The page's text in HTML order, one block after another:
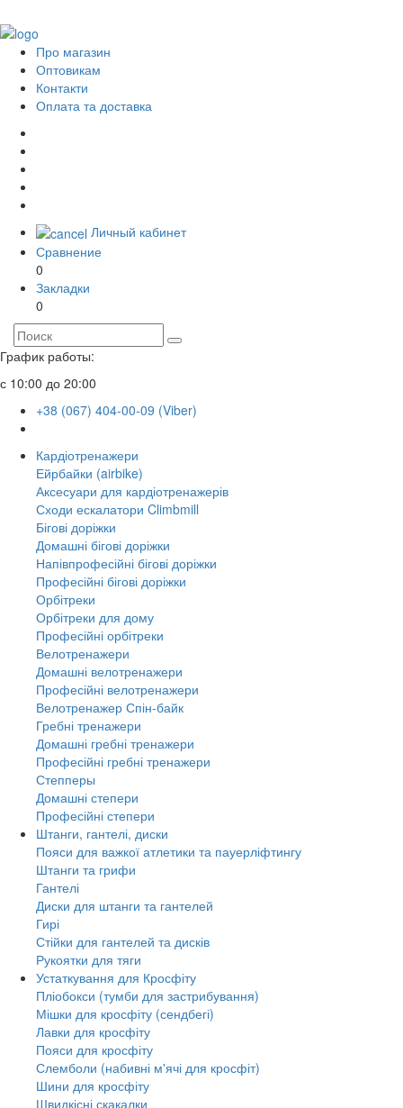
Про магазин
Оптовикам
Контакти
Оплата та доставка
Личный кабинет
Сравнение
0
Закладки
0
График работы:
с 10:00 до 20:00
+38 (067) 404-00-09 (Viber)
Кардіотренажери
Ейрбайки (airbike)
Аксесуари для кардіотренажерів
Сходи ескалатори Climbmill
Бігові доріжки
Домашні бігові доріжки
Напівпрофесійні бігові доріжки
Професійні бігові доріжки
Орбітреки
Орбітреки для дому
Професійні орбітреки
Велотренажери
Домашні велотренажери
Професійні велотренажери
Велотренажер Спін-байк
Гребні тренажери
Домашні гребні тренажери
Професійні гребні тренажери
Степперы
Домашні степери
Професійні степери
Штанги, гантелі, диски
Пояси для важкої атлетики та пауерліфтингу
Штанги та грифи
Гантелі
Диски для штанги та гантелей
Гирі
Стійки для гантелей та дисків
Рукоятки для тяги
Устаткування для Кросфіту
Пліобокси (тумби для застрибування)
Мішки для кросфіту (сендбегі)
Лавки для кросфіту
Пояси для кросфіту
Слемболи (набивні м'ячі для кросфіт)
Шини для кросфіту
Швидкісні скакалки